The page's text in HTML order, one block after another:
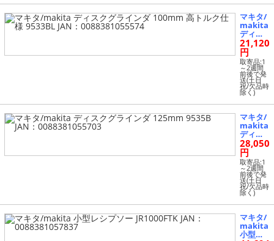
マキタ/
makita
ディス
クグラ
インダ 1
00mm
高トル
ク仕様 9
533BL J
AN：00
8838105
21,120
円
取寄品:1
～2週間
前後で発
送(土日
祝/欠品時
除く)
マキタ/
makita
ディス
クグラ
インダ 1
25mm
9535B J
AN：00
8838105
5703
28,050
円
取寄品:1
～2週間
前後で発
送(土日
祝/欠品時
除く)
マキタ/
makita
小型レ